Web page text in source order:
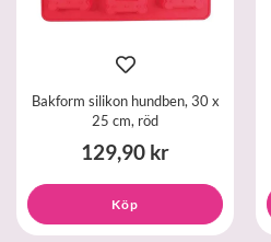
Bakform silikon hundben, 30 x
25 cm, röd
129,90 kr
Köp